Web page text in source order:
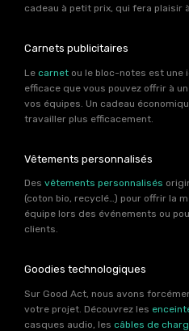
cadeau à petit prix, qui fera plaisir
Carnets publicitaires
Le carnet ou le bloc-notes est une
efficace que vous pouvez offrir à
vos équipes. Un cadeau
travailler plus efficacement.
Vêtements personnalisés
Des vêtements personnalisés
(coton bio, recyclé…) pour offrir la
équipe lors des événements ou
clients.
Goodies technologiques
Sur Good Act, nous avons
votre projet. Découvrez les
casques audio, les câbles de